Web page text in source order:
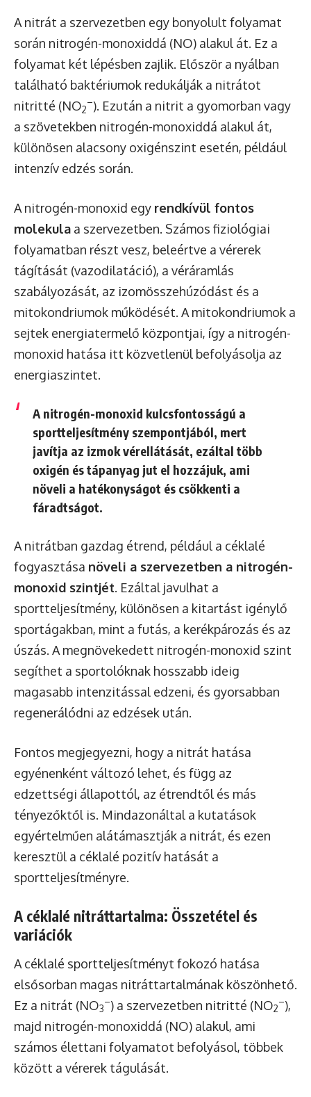
A nitrát a szervezetben egy bonyolult folyamat
során nitrogén-monoxiddá (NO) alakul át. Ez a
folyamat két lépésben zajlik. Először a nyálban
található baktériumok redukálják a nitrátot
nitritté (NO2
–). Ezután a nitrit a gyomorban vagy
a szövetekben nitrogén-monoxiddá alakul át,
különösen alacsony oxigénszint esetén, például
intenzív edzés során.
A nitrogén-monoxid egy rendkívül fontos
molekula a szervezetben. Számos fiziológiai
folyamatban részt vesz, beleértve a vérerek
tágítását (vazodilatáció), a véráramlás
szabályozását, az izomösszehúzódást és a
mitokondriumok működését. A mitokondriumok a
sejtek energiatermelő központjai, így a nitrogén-
monoxid hatása itt közvetlenül befolyásolja az
energiaszintet.
A nitrogén-monoxid kulcsfontosságú a
sportteljesítmény szempontjából, mert
javítja az izmok vérellátását, ezáltal több
oxigén és tápanyag jut el hozzájuk, ami
növeli a hatékonyságot és csökkenti a
fáradtságot.
A nitrátban gazdag étrend, például a céklalé
fogyasztása növeli a szervezetben a nitrogén-
monoxid szintjét. Ezáltal javulhat a
sportteljesítmény, különösen a kitartást igénylő
sportágakban, mint a futás, a kerékpározás és az
úszás. A megnövekedett nitrogén-monoxid szint
segíthet a sportolóknak hosszabb ideig
magasabb intenzitással edzeni, és gyorsabban
regenerálódni az edzések után.
Fontos megjegyezni, hogy a nitrát hatása
egyénenként változó lehet, és függ az
edzettségi állapottól, az étrendtől és más
tényezőktől is. Mindazonáltal a kutatások
egyértelműen alátámasztják a nitrát, és ezen
keresztül a céklalé pozitív hatását a
sportteljesítményre.
A céklalé nitráttartalma: Összetétel és
variációk
A céklalé sportteljesítményt fokozó hatása
elsősorban magas nitráttartalmának köszönhető.
Ez a nitrát (NO3
–) a szervezetben nitritté (NO2
–),
majd nitrogén-monoxiddá (NO) alakul, ami
számos élettani folyamatot befolyásol, többek
között a vérerek tágulását.